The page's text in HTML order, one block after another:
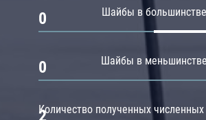
Шайбы в большинстве
0
Шайбы в меньшинстве
0
Количество полученных
2